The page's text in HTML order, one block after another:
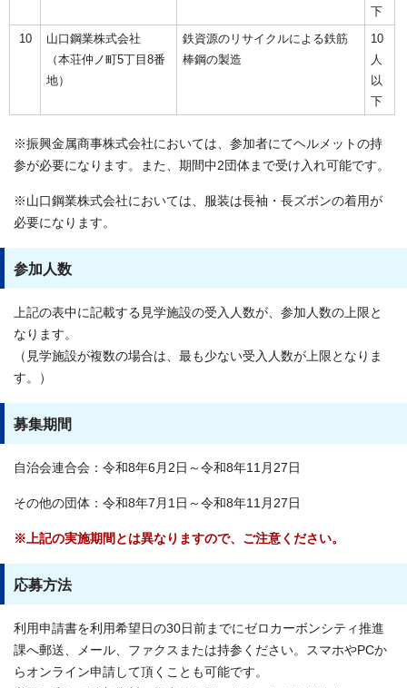
下
10
山口鋼業株式会社
（本荘仲ノ町5丁目8番
地）
鉄資源のリサイクルによる鉄筋
棒鋼の製造
10
人
以
下
※振興金属商事株式会社においては、参加者にてヘルメットの持
参が必要になります。また、期間中2団体まで受け入れ可能です。
※山口鋼業株式会社においては、服装は長袖・長ズボンの着用が
必要になります。
参加人数
上記の表中に記載する見学施設の受入人数が、参加人数の上限と
なります。
（見学施設が複数の場合は、最も少ない受入人数が上限となりま
す。）
募集期間
自治会連合会：令和8年6月2日～令和8年11月27日
その他の団体：令和8年7月1日～令和8年11月27日
※上記の実施期間とは異なりますので、ご注意ください。
応募方法
利用申請書を利用希望日の30日前までにゼロカーボンシティ推進
課へ郵送、メール、ファクスまたは持参ください。スマホやPCか
らオンライン申請して頂くことも可能です。